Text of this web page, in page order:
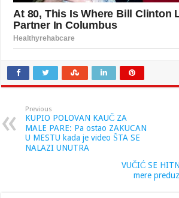
Previous
KUPIO POLOVAN KAUČ ZA
MALE PARE: Pa ostao ZAKUCAN
U MESTU kada je video ŠTA SE
NALAZI UNUTRA
VUČIĆ SE
mere